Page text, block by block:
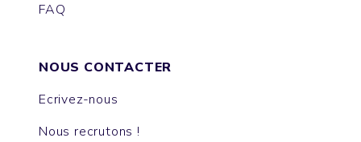
FAQ
NOUS CONTACTER
Ecrivez-nous
Nous recrutons !